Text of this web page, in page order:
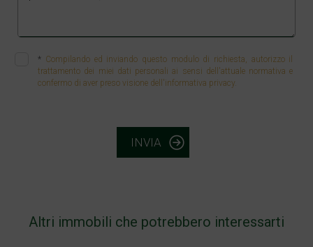
* Compilando ed inviando questo modulo di richiesta, autorizzo il
trattamento dei miei dati personali ai sensi dell'attuale normativa e
confermo di aver preso visione dell'informativa privacy.
INVIA
Altri immobili che potrebbero interessarti